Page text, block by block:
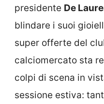
presidente De
blindare i suoi
super offerte del
calciomercato sta
colpi di scena in
sessione estiva: